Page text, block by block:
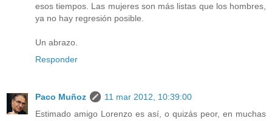
esos tiempos. Las mujeres son más listas que los hombres,
ya no hay regresión posible.
Un abrazo.
Responder
Paco Muñoz
11 mar 2012, 10:39:00
Estimado amigo Lorenzo es así, o quizás peor, en muchas